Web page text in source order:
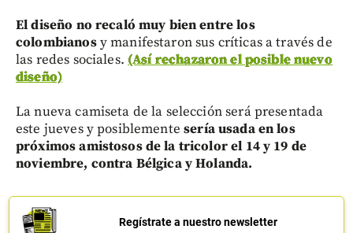
El diseño no recaló muy bien entre los
colombianosy manifestaron sus críticas a través de
las redes sociales. (Así rechazaron el posible nuevo
diseño)
La nueva camiseta de la selección será presentada
este jueves y posiblemente sería usada en los
próximos amistosos de la tricolor el 14 y 19 de
noviembre, contra Bélgica y Holanda.
Regístrate a nuestro newsletter